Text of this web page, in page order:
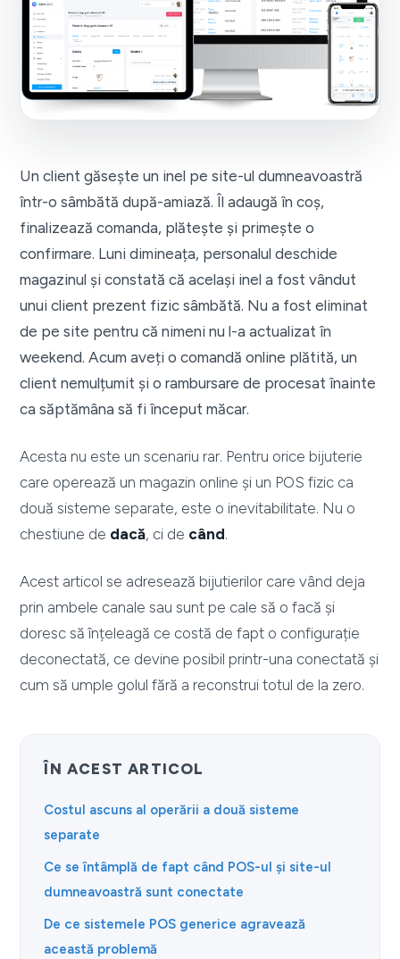
Un client găsește un inel pe site-ul dumneavoastră
într-o sâmbătă după-amiază. Îl adaugă în coș,
finalizează comanda, plătește și primește o
confirmare. Luni dimineața, personalul deschide
magazinul și constată că același inel a fost vândut
unui client prezent fizic sâmbătă. Nu a fost eliminat
de pe site pentru că nimeni nu l-a actualizat în
weekend. Acum aveți o comandă online plătită, un
client nemulțumit și o rambursare de procesat înainte
ca săptămâna să fi început măcar.
Acesta nu este un scenariu rar. Pentru orice bijuterie
care operează un magazin online și un POS fizic ca
două sisteme separate, este o inevitabilitate. Nu o
chestiune de dacă, ci de când.
Acest articol se adresează bijutierilor care vând deja
prin ambele canale sau sunt pe cale să o facă și
doresc să înțeleagă ce costă de fapt o configurație
deconectată, ce devine posibil printr-una conectată și
cum să umple golul fără a reconstrui totul de la zero.
ÎN ACEST ARTICOL
Costul ascuns al operării a două sisteme
separate
Ce se întâmplă de fapt când POS-ul și site-ul
dumneavoastră sunt conectate
De ce sistemele POS generice agravează
această problemă